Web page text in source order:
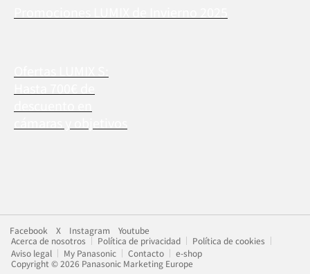
Facebook X Instagram
Youtube
Acerca de nosotros
Política de privacidad
Política de cookies
Aviso legal
My Panasonic Contacto
e-shop
Copyright © 2026 Panasonic Marketing Europe